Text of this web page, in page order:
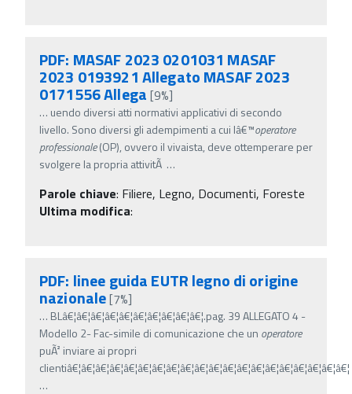
PDF: MASAF 2023 0201031 MASAF
2023 0193921 Allegato MASAF 2023
0171556 Allega [9%]
… uendo diversi atti normativi applicativi di secondo
livello. Sono diversi gli adempimenti a cui lâ€™operatore
professionale(OP), ovvero il vivaista, deve ottemperare per
svolgere la propria attivitÃ …
Parole chiave: Filiere, Legno, Documenti, Foreste
Ultima modifica:
PDF: linee guida EUTR legno di origine
nazionale[7%]
… BLâ€¦â€¦â€¦â€¦â€¦â€¦â€¦â€¦â€¦â€¦.pag. 39 ALLEGATO 4 -
Modello 2- Fac-simile di comunicazione che un operatore
puÃ² inviare ai propri
clientiâ€¦â€¦â€¦â€¦â€¦â€¦â€¦â€¦â€¦â€¦â€¦â€¦â€¦â€¦â€¦â€¦â€¦â€¦â€¦â€¦
…